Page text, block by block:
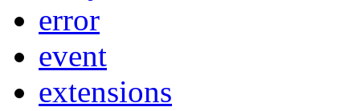
error
event
extensions